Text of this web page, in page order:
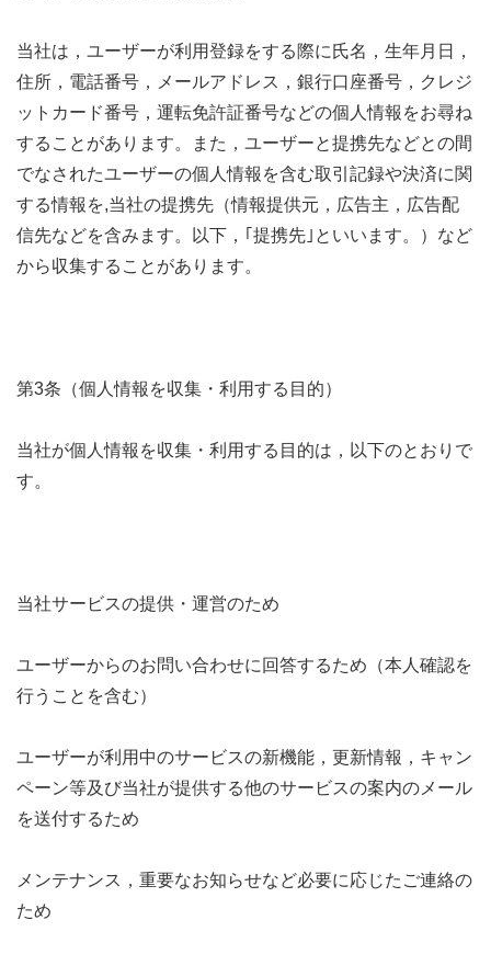
当社は，ユーザーが利用登録をする際に氏名，生年月日，
住所，電話番号，メールアドレス，銀行口座番号，クレジ
ットカード番号，運転免許証番号などの個人情報をお尋ね
することがあります。また，ユーザーと提携先などとの間
でなされたユーザーの個人情報を含む取引記録や決済に関
する情報を,当社の提携先（情報提供元，広告主，広告配
信先などを含みます。以下，｢提携先｣といいます。）など
から収集することがあります。
第3条（個人情報を収集・利用する目的）
当社が個人情報を収集・利用する目的は，以下のとおりで
す。
当社サービスの提供・運営のため
ユーザーからのお問い合わせに回答するため（本人確認を
行うことを含む）
ユーザーが利用中のサービスの新機能，更新情報，キャン
ペーン等及び当社が提供する他のサービスの案内のメール
を送付するため
メンテナンス，重要なお知らせなど必要に応じたご連絡の
ため